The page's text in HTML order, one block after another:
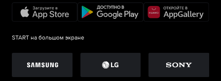
START на большом экране